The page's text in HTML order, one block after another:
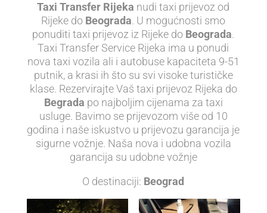
Taxi Transfer Rijeka nudi taxi prijevoz od
Rijeke do Beograda. U mogućnosti smo
ponuditi taxi prijevoz iz Rijeke do Beograda.
Taxi Transfer Service Rijeka ima u ponudi
nova taxi vozila ali i autobuse kapaciteta 9-51
putnik, a krasi ih što su svi visoke turističke
klase. Rezervirajte Vaš taxi prijevoz Rijeka do
Begrada po najboljim cijenama za taxi
usluge. Bavimo se prijevozom više od 10
godina i naše iskustvo u prijevozu garancija je
sigurne vožnje. Naša nova i udobna vozila
garancija su udobne vožnje
O destinaciji: Beograd